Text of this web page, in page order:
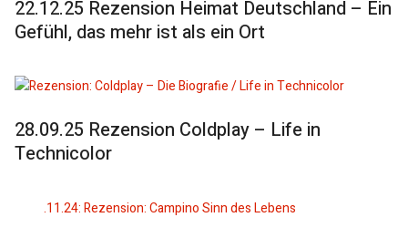
22.12.25 Rezension Heimat Deutschland – Ein
Gefühl, das mehr ist als ein Ort
28.09.25 Rezension Coldplay – Life in
Technicolor